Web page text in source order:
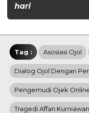
hari
Tag : Asosiasi Ojol
Dialog Ojol Dengan
Pengemudi Ojek
Tragedi Affan Kurniawan